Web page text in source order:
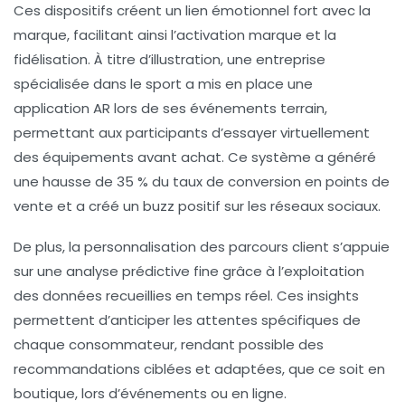
Ces dispositifs créent un lien émotionnel fort avec la
marque, facilitant ainsi l’activation marque et la
fidélisation. À titre d’illustration, une entreprise
spécialisée dans le sport a mis en place une
application AR lors de ses événements terrain,
permettant aux participants d’essayer virtuellement
des équipements avant achat. Ce système a généré
une hausse de 35 % du taux de conversion en points de
vente et a créé un buzz positif sur les réseaux sociaux.
De plus, la personnalisation des parcours client s’appuie
sur une analyse prédictive fine grâce à l’exploitation
des données recueillies en temps réel. Ces insights
permettent d’anticiper les attentes spécifiques de
chaque consommateur, rendant possible des
recommandations ciblées et adaptées, que ce soit en
boutique, lors d’événements ou en ligne.